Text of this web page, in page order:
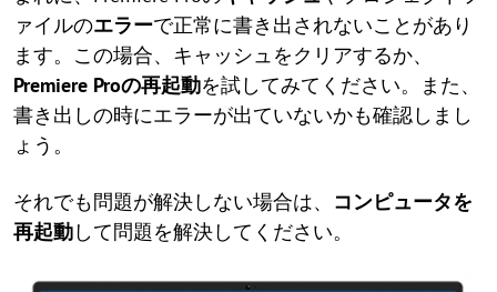
ァイルのエラーで正常に書き出されないことがあり
ます。この場合、キャッシュをクリアするか、
Premiere Proの再起動を試してみてください。また、
書き出しの時にエラーが出ていないかも確認しまし
ょう。
それでも問題が解決しない場合は、 コンピュータを
再起動して問題を解決してください。